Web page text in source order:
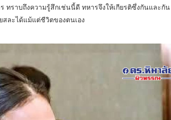
ทราบถึงความรู้สึกเช่นนี้ดี ทหารจึงให้เกียรติซึ่งกันและกั
สละได้แม้แต่ชีวิตของตนเอง